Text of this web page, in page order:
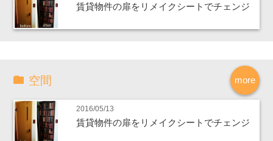
賃貸物件の扉をリメイクシートでチェンジ
more
空間
2016/05/13
賃貸物件の扉をリメイクシートでチェンジ